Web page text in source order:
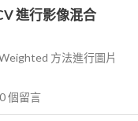
進行影像混合
方法進行圖片
0個留言